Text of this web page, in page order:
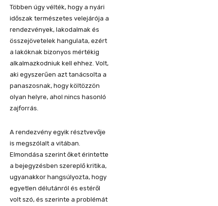
Többen úgy vélték, hogy a nyári
időszak természetes velejárója a
rendezvények, lakodalmak és
összejövetelek hangulata, ezért
a lakóknak bizonyos mértékig
alkalmazkodniuk kell ehhez. Volt,
aki egyszerűen azt tanácsolta a
panaszosnak, hogy költözzön
olyan helyre, ahol nincs hasonló
zajforrás.
A rendezvény egyik résztvevője
is megszólalt a vitában.
Elmondása szerint őket érintette
a bejegyzésben szereplő kritika,
ugyanakkor hangsúlyozta, hogy
egyetlen délutánról és estéről
volt szó, és szerinte a problémát